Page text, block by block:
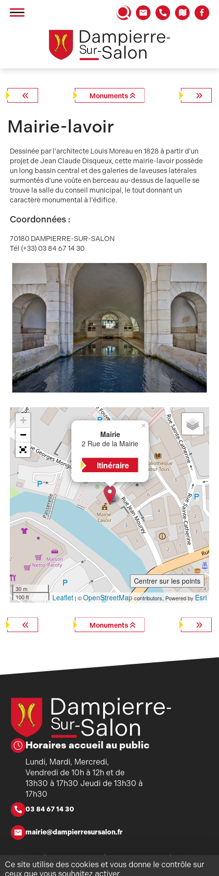
Monuments
Mairie-lavoir
Dessinée par l'architecte Louis Moreau en 1828 à partir d'un
projet de Jean Claude Disqueux, cette mairie-lavoir possède
un long bassin central et des galeries de laveuses latérales
surmontés d'une voûte en berceau au-dessus de laquelle se
trouve la salle du conseil municipal, le tout donnant un
caractère monumental à l'édifice.
Coordonnées :
70180 DAMPIERRE-SUR-SALON
Tél (+33) 03 84 67 14 30
Mairie
2 Rue de la Mairie
Itinéraire
×
+
−
30 m
100 ft
Centrer sur les points
Leaflet | ©OpenStreetMapcontributors, Powered by Esri
Monuments
Horaires accueil au public
Lundi, Mardi, Mercredi,
Vendredi de 10h à 12h et de
13h30 à 17h30 Jeudi de 13h30 à
17h30
03 84 67 14 30
mairie@dampierresursalon.fr
Copyright ©2026 - Mairie de Dampierre-sur-Salon - Tous
droits réservés - RéalisationTorop.Net- Site mis à jour avec
Ce site utilise des cookies et vous donne le contrôle sur
ceux que vous souhaitez activer